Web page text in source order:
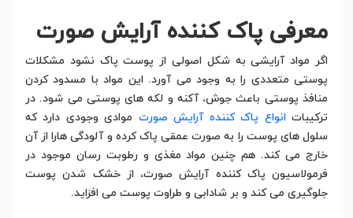
معرفی پاک کننده آرایش صورت
اگر مواد آرایشی به شکل اصولی از پوست پاک نشود مشکلات
پوستی متعددی را به وجود می آورد. این مواد با مسدود کردن
منافذ پوستی باعث جوش، آکنه و لکه های پوستی می شود. در
ترکیبات انواع پاک کننده آرایش صورت موادی وجودی دارد که
سلول های پوست را به صورت عمقی پاک کرده و آلودگی هارا از آن
خارج می کند. هم چنین مواد مغذی و رطوبت رسان موجود در
فرمولاسیون پاک کننده آرایش صورت، از خشک شدن پوست
جلوگیری می کند و بر شادابی و طراوت پوست می افزاید.